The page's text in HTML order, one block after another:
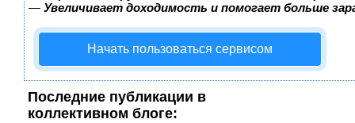
— Увеличивает доходимость и помогает больше
Начать пользоваться сервисом
Последние публикации в
коллективном блоге: